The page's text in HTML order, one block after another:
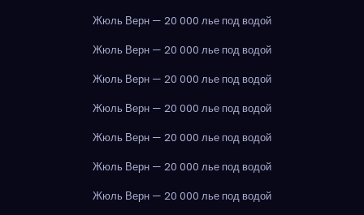
Жюль Верн — 20 000 лье под водой
Жюль Верн — 20 000 лье под водой
Жюль Верн — 20 000 лье под водой
Жюль Верн — 20 000 лье под водой
Жюль Верн — 20 000 лье под водой
Жюль Верн — 20 000 лье под водой
Жюль Верн — 20 000 лье под водой